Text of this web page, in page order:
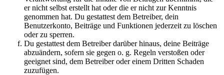
er nicht selbst erstellt hat oder die er nicht zur Kenntnis
genommen hat. Du gestattest dem Betreiber, dein
Benutzerkonto, Beiträge und Funktionen jederzeit zu löschen
oder zu sperren.
Du gestattest dem Betreiber darüber hinaus, deine Beiträge
abzuändern, sofern sie gegen o. g. Regeln verstoßen oder
geeignet sind, dem Betreiber oder einem Dritten Schaden
zuzufügen.